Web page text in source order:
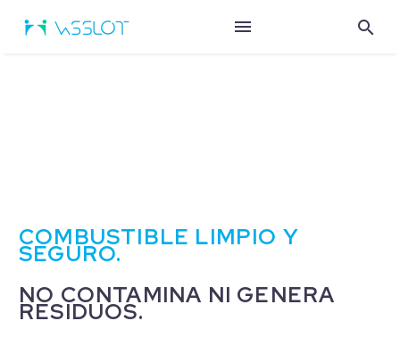
COMBUSTIBLE LIMPIO Y
SEGURO.
NO CONTAMINA NI GENERA
RESIDUOS.